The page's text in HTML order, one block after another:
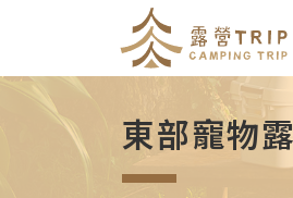
東部寵物